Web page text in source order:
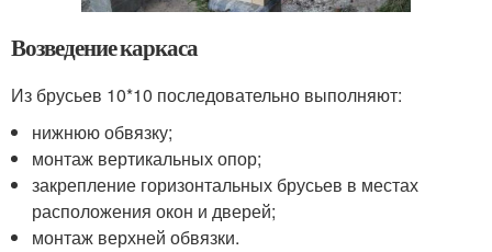
Возведение каркаса
Из брусьев 10*10 последовательно выполняют:
нижнюю обвязку;
монтаж вертикальных опор;
закрепление горизонтальных брусьев в местах
расположения окон и дверей;
монтаж верхней обвязки.